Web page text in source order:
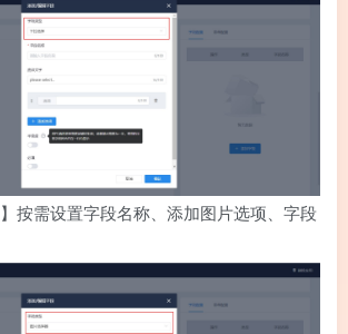
】按需设置字段名称、添加图片选项、字段